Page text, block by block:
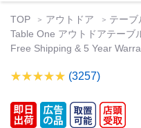
TOP アウトドア テーブ
Table One アウトドアテーブ
Free Shipping & 5 Year
(3257)